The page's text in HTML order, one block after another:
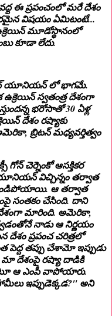
ఈ ప్రపంచంలో మరే దేశం
విషయం ఏమిటంటే...
ఉక్రెయిన్ మూడోస్థానంలో
కూడా లేదు.
యూనియన్ లో భాగమే.
స్వతంత్ర దేశంగా
భరోసాతో 30 ఏళ్ల
దేశం రష్యాకు
బ్రిటన్ మధ్యవర్తిత్వం
గోన్ చెర్నెంకో ఆసక్తికర
విచ్చిన్నం తర్వాత
ఉండిపోయాయి. ఆ తర్వాత
సంతకం చేసింది. దాని
దేశంగా మారింది. అమెరికా,
నాడు ఆ నిర్ణయం
దేశం ప్రపంచ చరిత్రలో
పెద్ద తప్పు చేశామో ఇప్పుడు
మా దేశంపై రష్యా దాడికి
ఆ ఎంపీ వాపోయారు.
ఇప్పుడెక్కడ?" అని